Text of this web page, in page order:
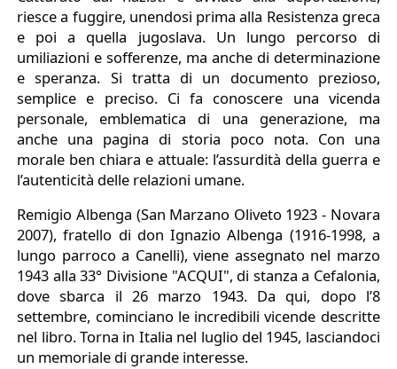
riesce a fuggire, unendosi prima alla Resistenza greca
e poi a quella jugoslava. Un lungo percorso di
umiliazioni e sofferenze, ma anche di determinazione
e speranza. Si tratta di un documento prezioso,
semplice e preciso. Ci fa conoscere una vicenda
personale, emblematica di una generazione, ma
anche una pagina di storia poco nota. Con una
morale ben chiara e attuale: l’assurdità della guerra e
l’autenticità delle relazioni umane.
Remigio Albenga (San Marzano Oliveto 1923 - Novara
2007), fratello di don Ignazio Albenga (1916-1998, a
lungo parroco a Canelli), viene assegnato nel marzo
1943 alla 33° Divisione "ACQUI", di stanza a Cefalonia,
dove sbarca il 26 marzo 1943. Da qui, dopo l’8
settembre, cominciano le incredibili vicende descritte
nel libro. Torna in Italia nel luglio del 1945, lasciandoci
un memoriale di grande interesse.